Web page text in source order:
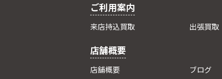
ご利用案内
来店持込買取 出張買取
店舗概要
店舗概要
ブログ